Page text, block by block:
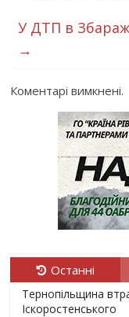
У ДТП в
→
Коментарі вимкнені.
Останні
Тернопільщина
Іскоростенського